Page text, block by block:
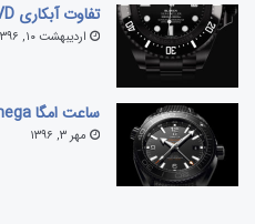
تفاوت آبکاری PVD با DLC
اردیبهشت ۱۰, ۱۳۹۶
ساعت امگا Omega
مهر ۳, ۱۳۹۶